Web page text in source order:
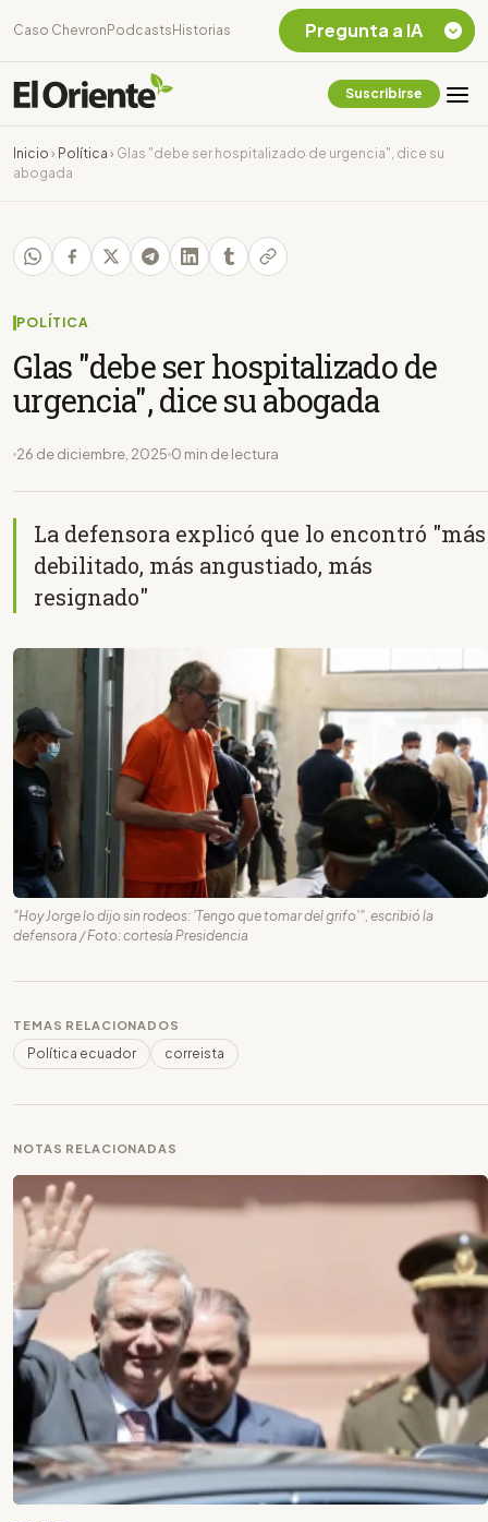
Caso Chevron Podcasts Historias
Suscribirse
Inicio › Política › Glas "debe ser hospitalizado de urgencia", dice su
abogada
POLÍTICA
Glas "debe ser hospitalizado de
urgencia", dice su abogada
26 de diciembre, 2025 0 min de lectura
La defensora explicó que lo encontró "más
debilitado, más angustiado, más
resignado"
"Hoy Jorge lo dijo sin rodeos: 'Tengo que tomar del grifo'", escribió la
defensora / Foto: cortesía Presidencia
TEMAS RELACIONADOS
Política ecuador correista
NOTAS RELACIONADAS
Pregunta a IA
Chevron Ecuador